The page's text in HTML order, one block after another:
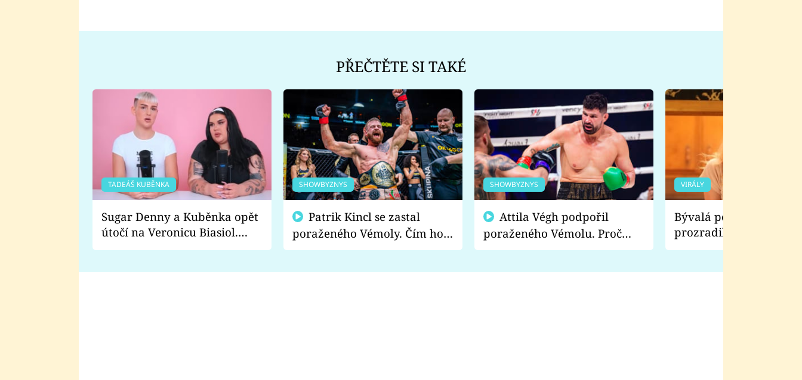
PŘEČTĚTE SI TAKÉ
TADEÁŠ KUBĚNKA
Sugar Denny a Kuběnka opět
útočí na Veronicu Biasiol.
Proč je podle nich falešná a
SHOWBYZNYS
poraženého Vémoly. Čím ho
fanoušci naštvali?
SHOWBYZNYS
poraženého Vémolu. Proč
chce raději zápasit s ním než
VIRÁLY
Bývalá pornoherečka
prozradila, co ji
natáčení Euforie.